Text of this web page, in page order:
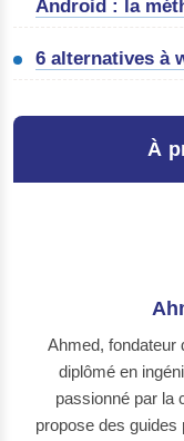
Android : la
6 alternatives à
À
Ahmed, fondateur
diplômé en
passionné par la
propose des